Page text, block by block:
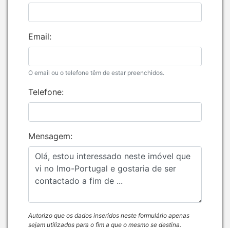
Email:
O email ou o telefone têm de estar preenchidos.
Telefone:
Mensagem:
Autorizo que os dados inseridos neste formulário apenas
sejam utilizados para o fim a que o mesmo se destina.